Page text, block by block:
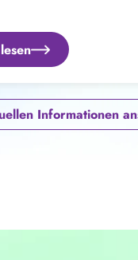
Informationen